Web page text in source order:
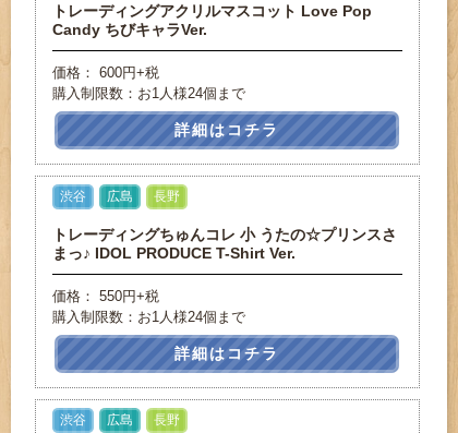
トレーディングアクリルマスコット Love Pop
Candy ちびキャラVer.
価格： 600円+税
購入制限数：お1人様24個まで
詳細はコチラ
渋谷 広島 長野
トレーディングちゅんコレ 小 うたの☆プリンスさ
まっ♪ IDOL PRODUCE T-Shirt Ver.
価格： 550円+税
購入制限数：お1人様24個まで
詳細はコチラ
渋谷 広島 長野